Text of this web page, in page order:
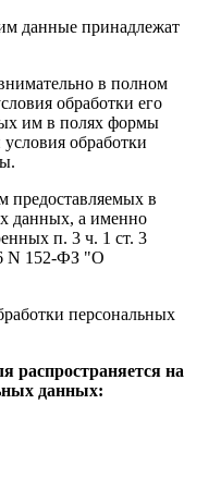
данные принадлежат
в полном
обработки его
им в полях формы
обработки
предоставляемых в
данных, а именно
п. 3 ч. 1 ст. 3
N 152-ФЗ "О
персональных
распространяется на
данных: